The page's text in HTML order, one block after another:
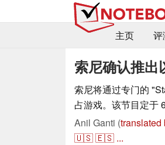
主页
评
索尼确认推
索尼将通过专门的
占游戏。该节目定于
Anil Ganti (translated
🇺🇸🇪🇸 ...